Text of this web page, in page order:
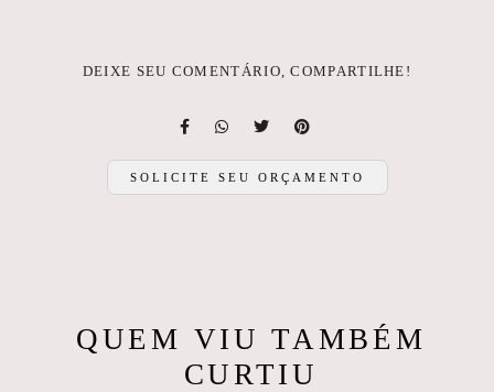
DEIXE SEU COMENTÁRIO, COMPARTILHE!
SOLICITE SEU ORÇAMENTO
QUEM VIU TAMBÉM
CURTIU